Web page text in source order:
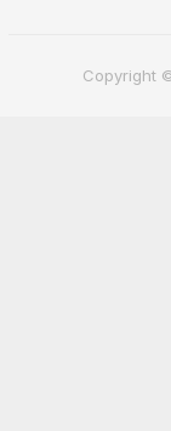
Copyright